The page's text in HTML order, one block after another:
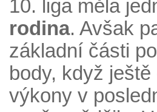
10. liga měla
rodina. Avšak
základní části
body, když
výkony v